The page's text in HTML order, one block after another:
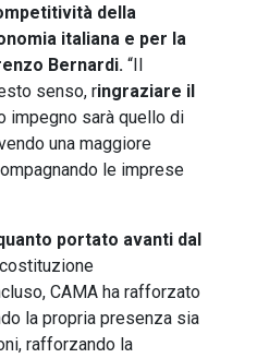
della
italiana e per la
Bernardi. “Il
senso, ringraziare il
impegno sarà quello di
una maggiore
le imprese
portato avanti dal
CAMA ha rafforzato
la propria presenza sia
rafforzando la